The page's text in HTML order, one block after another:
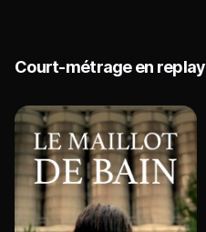
Court-métrage en replay